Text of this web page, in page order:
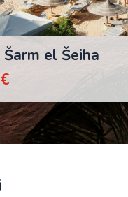
Šarm el Šeiha